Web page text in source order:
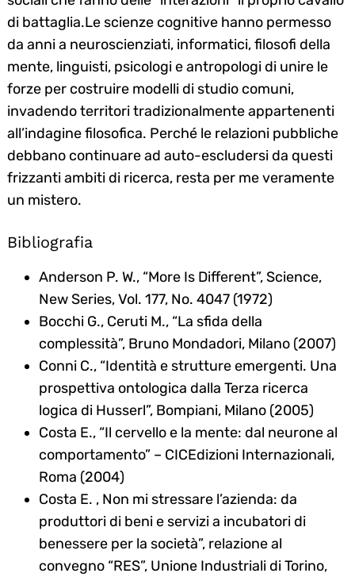
di battaglia.Le scienze cognitive hanno permesso
da anni a neuroscienziati, informatici, filosofi della
mente, linguisti, psicologi e antropologi di unire le
forze per costruire modelli di studio comuni,
invadendo territori tradizionalmente appartenenti
all’indagine filosofica. Perché le relazioni pubbliche
debbano continuare ad auto-escludersi da questi
frizzanti ambiti di ricerca, resta per me veramente
un mistero.
Bibliografia
Anderson P. W., “More Is Different”, Science,
New Series, Vol. 177, No. 4047 (1972)
Bocchi G., Ceruti M., “La sfida della
complessità”, Bruno Mondadori, Milano (2007)
Conni C., “Identità e strutture emergenti. Una
prospettiva ontologica dalla Terza ricerca
logica di Husserl”, Bompiani, Milano (2005)
Costa E., “Il cervello e la mente: dal neurone al
comportamento” – CICEdizioni Internazionali,
Roma (2004)
Costa E. , Non mi stressare l’azienda: da
produttori di beni e servizi a incubatori di
benessere per la società”, relazione al
convegno “RES”, Unione Industriali di Torino,